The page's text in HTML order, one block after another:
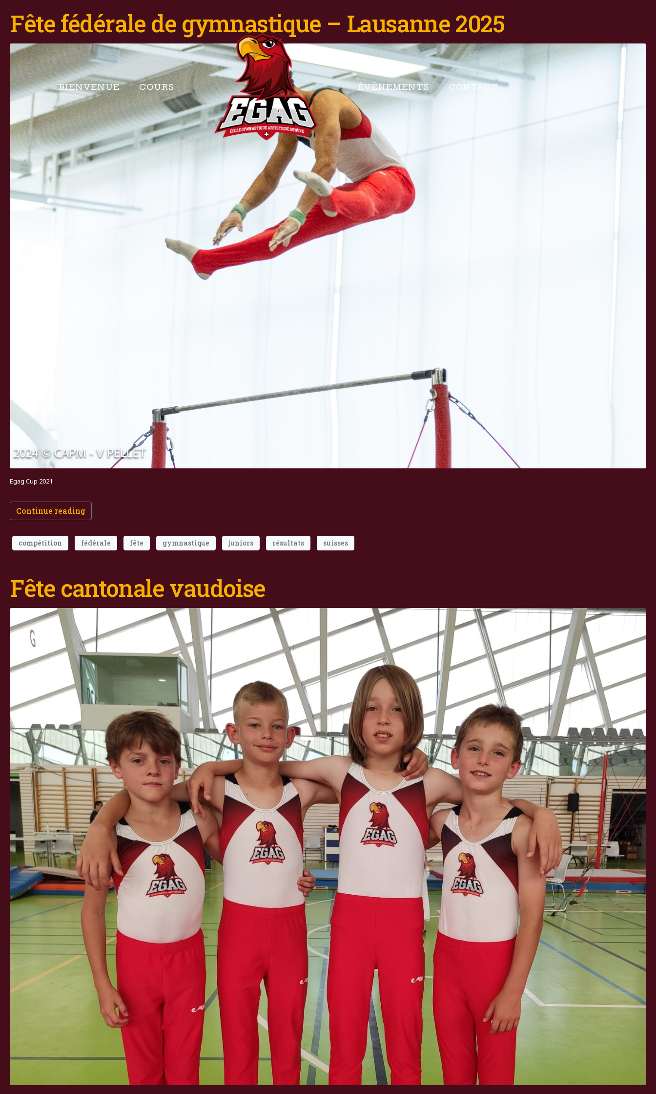
BIENVENUE COURS ÉVÉNEMENTS CONTACT
Fête fédérale de gymnastique – Lausanne 2025
Egag Cup 2021
Continue reading
compétition fédérale fête gymnastique juniors résultats suisses
Fête cantonale vaudoise